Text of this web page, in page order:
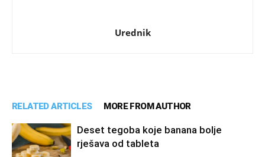
Urednik
RELATED ARTICLES MORE FROM AUTHOR
Deset tegoba koje banana bolje
rješava od tableta